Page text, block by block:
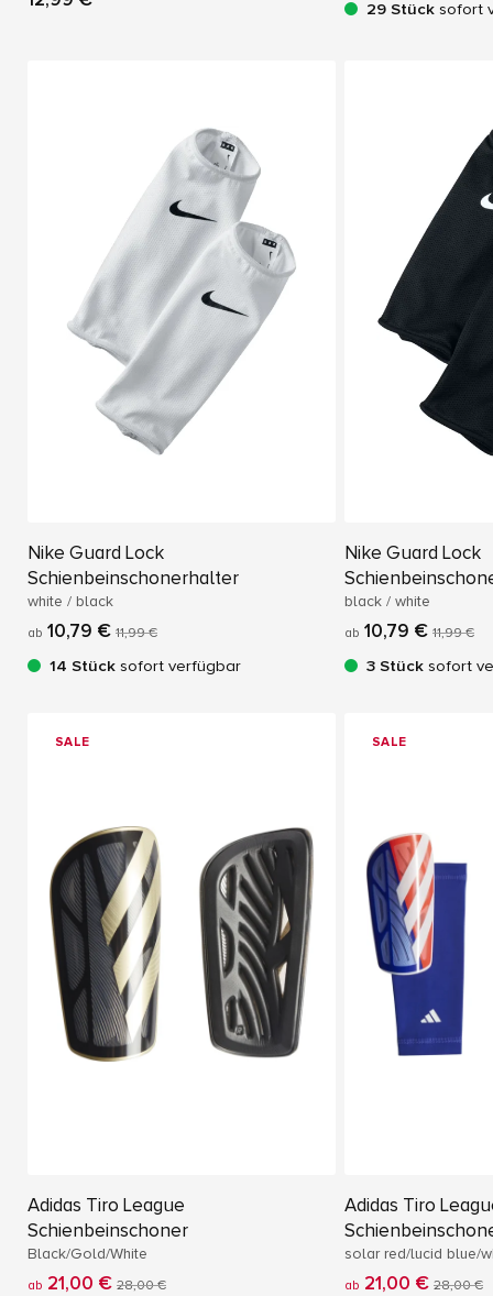
29 Stück sofort
Nike Guard Lock
Schienbeinschonerhalter
white / black
ab 10,79 € 11,99 €
14 Stück sofort verfügbar
Nike Guard Lock
black / white
ab 10,79 € 11,99 €
3 Stück sofort
SALE
Adidas Tiro League
Schienbeinschoner
Black/Gold/White
ab 21,00 € 28,00 €
SALE
Adidas Tiro
solar red/lucid blue/
ab 21,00 € 28,00 €